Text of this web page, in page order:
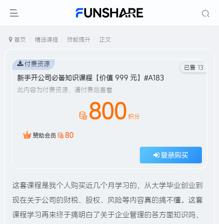
首页 精选课程 技能提升 正文
新手开公司必备知识课程【价值 999 元】#A183
此内容为付费资源，请付费后查看
800 积分
赞助会员 80
登录购买
付费资源 已售 13
这套课程是我个人购买近几个月学习的，从大学毕业创业到
现在关于公司的财税、股权、风险等内容真的搞不懂。这套
课程学习再来终于搞明白了关于企业管理的各方面知识吗，